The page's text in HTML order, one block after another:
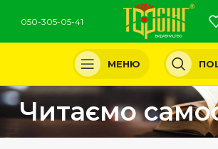
050-305-05-41
МЕНЮ
Читаємо